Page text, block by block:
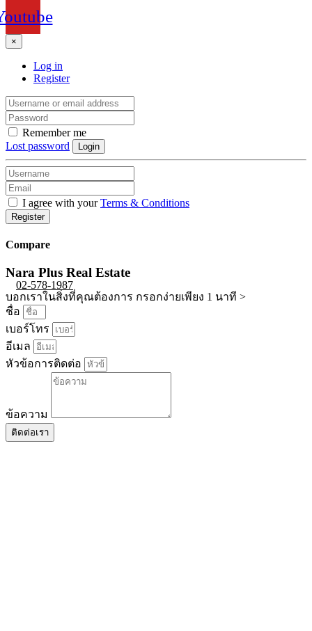
×
Log in
Register
Remember me
Lost password
Login
I agree with yourTerms & Conditions
Register
Compare
Nara Plus Real Estate
02-578-1987
บอกเราในสิ่งที่คุณต้องการ กรอกง่ายเพียง 1 นาที >
ชื่อ
เบอร์โทร
อีเมล
หัวข้อการติดต่อ
ข้อความ
ติดต่อเรา